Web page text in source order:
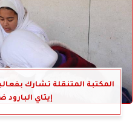
المكتبة المتنقلة تشارك
إيتاي